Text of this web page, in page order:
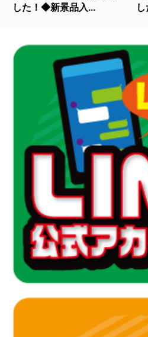
した！◆新景品入...